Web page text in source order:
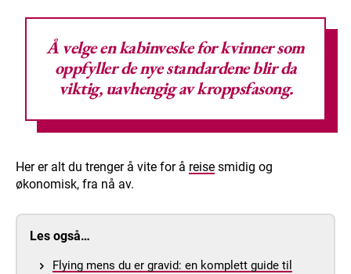
Å velge enkabinveske for kvinnersom
oppfyller de nye standardene blir da
viktig, uavhengig av kroppsfasong.
Her er alt du trenger å vite for å reise smidig og
økonomisk, fra nå av.
Les også…
Flying mens du er gravid: en komplett guide til